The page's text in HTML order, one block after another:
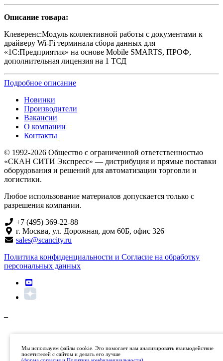
Описание товара:
Клеверенс:Модуль коллективной работы с документами к
драйверу Wi-Fi терминала сбора данных для
«1С:Предприятия» на основе Mobile SMARTS, ПРОФ,
дополнительная лицензия на 1 ТСД
Подробное описание
Новинки
Производители
Вакансии
О компании
Контакты
© 1992-2026 Общество с ограниченной ответственностью
«СКАН СИТИ Экспресс» — дистрибуция и прямые поставки
оборудования и решений для автоматизации торговли и
логистики.
Любое использование материалов допускается только с
разрешения компании.
+7 (495) 369-22-88
г. Москва, ул. Дорожная, дом 60Б, офис 326
sales@scancity.ru
Политика конфиденциальности и Согласие на обработку
персональных данных
Мы используем файлы cookie. Это помогает нам анализировать взаимодействие
посетителей с сайтом и делать его лучше